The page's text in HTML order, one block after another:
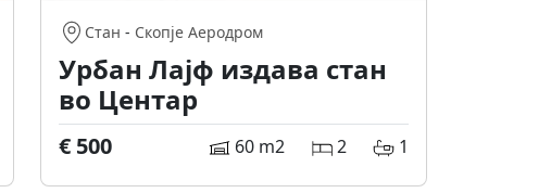
Стан - Скопје Аеродром
Урбан Лајф издава стан
во Центар
€ 500 60 m2 2 1